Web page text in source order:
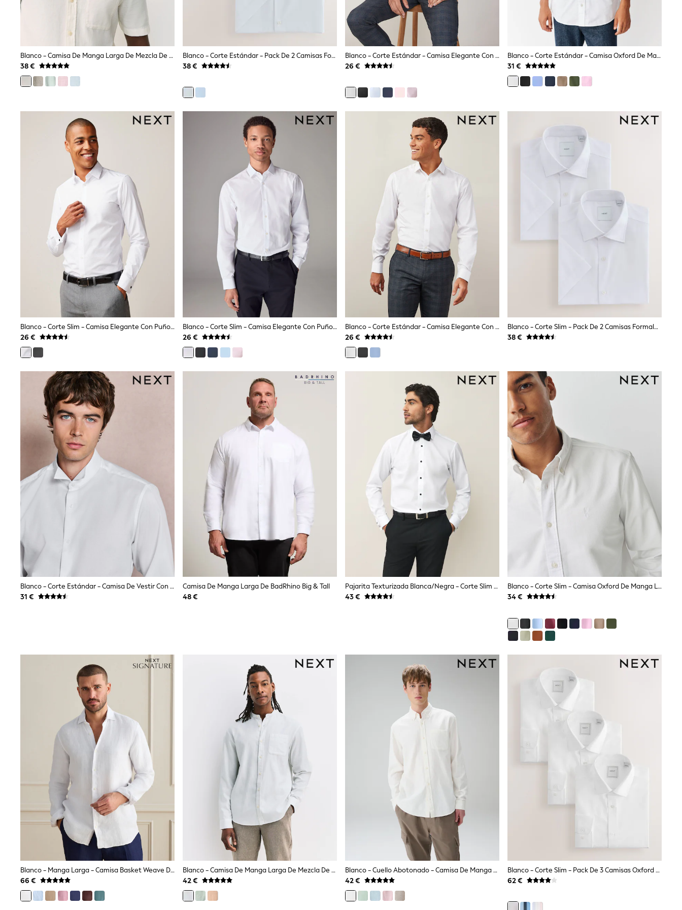
Cardigans
New In
Nighties
Pyjamas
Robes
Sleepsuits
Denim Jackets
Raincoats
Waterproof
Shackets
Puddlesuits
Pramsuits
Gilets
Fleeces
Teddy Borg
Puffers
Snowsuits
Shop all
Lilo & Stitch
Bluey
Disney
Peppa Pig
All Girls Sportwear
New In
Hoodies & Sweatshirts
T-Shirts & Vests
Leggings
Swim
Nike
All Girls Brands
Nike
adidas
Smiggle
Lipsy Girl
River Island
Boden
Joules
Frugi
Baker by Ted Baker
Angel & Rocket
JoJo Maman Bébé
Occasionwear
Schoolwear
Partywear
Flower Girl
Bridesmaid
All Baby & Nursery
New in
Babygrows & Sleepsuits
Bodysuits
Sets & Outfits
Rompersuits & Dungarees
Shop All
98 - 110cm
140 - 174cm
Trending: Top & Short Sets
Trending: Clogs
Spiderman
THE SET
Shop All Clothing
Coats & Jackets
T-Shirts
Sets & Outfits
Sweatshirts & Hoodies
Jumpers & Knitwear
Joggers
Shirts
Trousers & Chinos
Tops
Babygrows & Sleepsuits
Bodysuits & Vests
Jeans
Nightwear & Pyjamas
Shorts
Suits & Waistcoats
Blanco - Camisa De Manga Larga De Mezcla De Lino - Camisa De Manga Corta De Mezcla De Lino Y Algodón
38 €
Blanco - Corte Estándar - Pack De 2 Camisas Formales De Manga Corta De Fácil Cuidado
38 €
Blanco - Corte Estándar - Camisa Elegante Con Puño Sencillo Y Diseño De Cuidado Fácil
26 €
Blanco - Corte Estándar - Camisa Oxford De Manga Corta
31 €
Blanco - Corte Slim - Camisa Elegante Con Puño Doble Y Diseño De Cuidado Fácil
26 €
Blanco - Corte Slim - Camisa Elegante Con Puño Sencillo Y Diseño De Cuidado Fácil
26 €
Blanco - Corte Estándar - Camisa Elegante Con Puño Doble Y Diseño De Cuidado Fácil
26 €
Blanco - Corte Slim - Pack De 2 Camisas Formales De Manga Corta De Fácil Cuidado
38 €
Blanco - Corte Estándar - Camisa De Vestir Con Cuello Tipo Ala Texturizado
31 €
Camisa De Manga Larga De BadRhino Big & Tall
48 €
Pajarita Texturizada Blanca/negra - Corte Slim - Pack De Camisa De Corte Estándar Con Puño Doble Y Pajarita
43 €
Blanco - Corte Slim - Camisa Oxford De Manga Larga
34 €
Blanco - Manga Larga - Camisa Basket Weave De Lino 100% De Signature
66 €
Blanco - Camisa De Manga Larga De Mezcla De Lino - Camisa De Manga Larga En Mezcla De Algodón Y Lino
42 €
Blanco - Cuello Abotonado - Camisa De Manga Larga En Mezcla De Algodón Y Lino
42 €
Blanco - Corte Slim - Pack De 3 Camisas Oxford De Puño Sencillo Y Cuidado Fácil
62 €